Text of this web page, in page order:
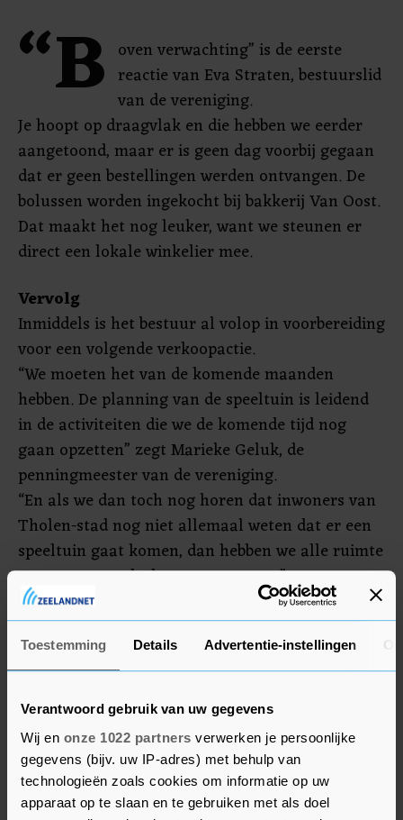
Toestemming Details Advertentie-instellingen
Verantwoord gebruik van uw gegevens
Wij en onze 1022 partners verwerken je persoonlijke
gegevens (bijv. uw IP-adres) met behulp van
technologieën zoals cookies om informatie op uw
apparaat op te slaan en te gebruiken met als doel
“B oven verwachting” is de eerste
reactie van Eva Straten, bestuurslid
van de vereniging.
Je hoopt op draagvlak en die hebben we eerder
aangetoond, maar er is geen dag voorbij gegaan
dat er geen bestellingen werden ontvangen. De
bolussen worden ingekocht bij bakkerij Van Oost.
Dat maakt het nog leuker, want we steunen er
direct een lokale winkelier mee.
Vervolg
Inmiddels is het bestuur al volop in voorbereiding
voor een volgende verkoopactie.
“We moeten het van de komende maanden
hebben. De planning van de speeltuin is leidend
in de activiteiten die we de komende tijd nog
gaan opzetten” zegt Marieke Geluk, de
penningmeester van de vereniging.
“En als we dan toch nog horen dat inwoners van
Tholen-stad nog niet allemaal weten dat er een
speeltuin gaat komen, dan hebben we alle ruimte
om er nog aandacht voor te vragen”.
Bestellen
De bestellingen van de huidige verkoopactie
kunnen woensdagmiddag 14 oktober worden
afgehaald in Meulvliet.
Fijn dat de beheerder van Meulvliet ook alle
ruimte biedt om dit mogelijk te maken. Een mooi
bewijs dat samenwerken loont!